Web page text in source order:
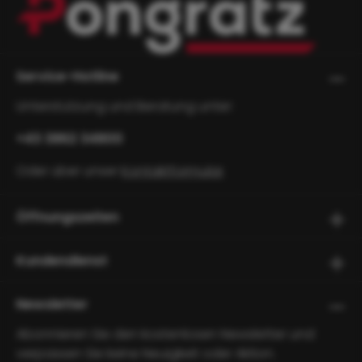
Service-Hotline
+43 3862 34800
Kontaktformular
Öffnungszeiten
Kundendienst
Newsletter